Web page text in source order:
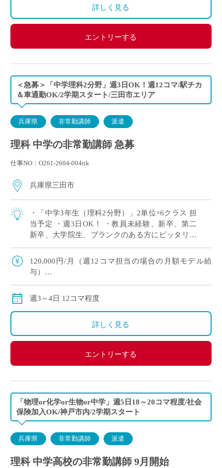
詳しく見る
エントリーする
＜急募＞「中学理科2分野」週3日OK！週12コマ/駅チカ
＆車通勤OK/2学期スタート/三田市エリア
兵庫県 非常勤講師 派遣
理科 中学の非常勤講師 急募
仕事NO：O261-2604-004rik
兵庫県三田市
・「中学3年生（理科2分野）」2単位×6クラス 担
当予定 ・週3日OK！ ・教員未経験、新卒、第二
新卒、大学院生、ブランクのある方にピッタリ！
※広大なキャンパスでしっかり授 […]
120,000円/月（週12コマ担当の場合の月額モデル給
与）
※ご勤務スタート時期によって、初月の給与は日割計
週3～4日 12コマ程度
詳しく見る
エントリーする
「物理or化学or生物or中学」週5日18～20コマ程度/社会
保険加入OK/神戸市内/2学期スタート
兵庫県 非常勤講師 派遣
理科 中学高校の非常勤講師 9月開始